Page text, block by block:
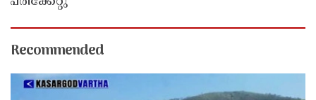
Recommended